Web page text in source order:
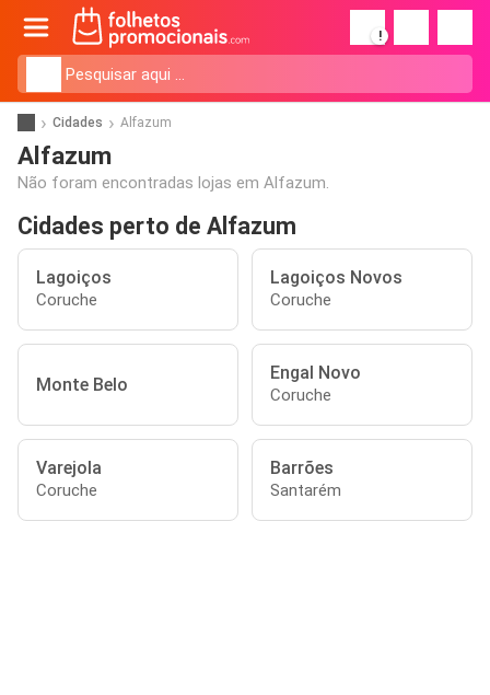
!
Cidades Alfazum
Alfazum
Não foram encontradas lojas em Alfazum.
Cidades perto de Alfazum
Lagoiços
Coruche
Lagoiços Novos
Coruche
Monte Belo
Engal Novo
Coruche
Varejola
Coruche
Barrões
Santarém